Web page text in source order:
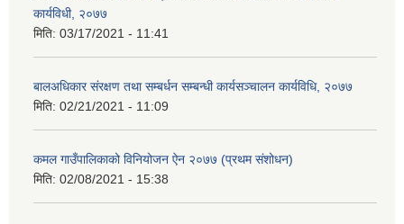
कार्यविधी, २०७७
मिति: 03/17/2021 - 11:41
बालअधिकार संरक्षण तथा सम्बर्धन सम्बन्धी कार्यसञ्चालन कार्यविधि, २०७७
मिति: 02/21/2021 - 11:09
कमल गाउँपालिकाको विनियोजन ऐन २०७७ (प्रथम संशोधन)
मिति: 02/08/2021 - 15:38